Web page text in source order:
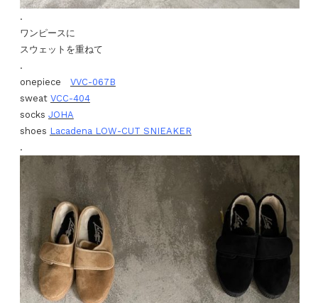
.
ワンピースに
スウェットを重ねて
.
onepiece VVC-067B
sweat VCC-404
socks JOHA
shoes Lacadena LOW-CUT SNIEAKER
.